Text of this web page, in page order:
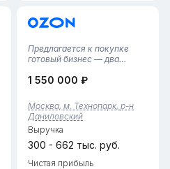
Предлагается к покупке
готовый бизнес — два
выдачи заказов Ozon и
в Москве в районе
Даниловский (метро
Технопарк) в ЖК бизнес-
класса. Обе точки открыты
в...
1 550 000 ₽
Москва, м. Технопарк, р-н
Даниловский
Выручка
300 - 662 тыс. руб.
Чистая прибыль